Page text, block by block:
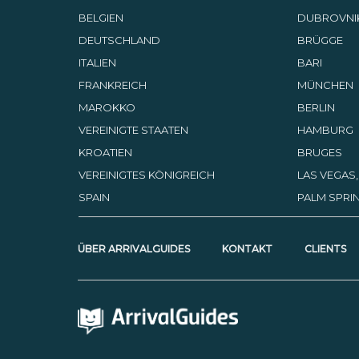
gut gehen. Vielleicht zieht es
einer Tanzband in Västerhagen
entscheiden sich für ein
Gospelkonzert in Gullbranna?
Im Juli, wenn die Sonne noch
hoch am Himmel steht, ist die
Solgården in Tylösand ist der
BELGIEN
DEUTSCHLAND
ITALIEN
FRANKREICH
MAROKKO
VEREINIGTE STAATEN
KROATIEN
VEREINIGTES KÖNIGREICH
SPAIN
BRÜGGE
BARI
MÜNCHEN
BERLIN
HAMBURG
BRUGES
LAS
PALM
ÜBER ARRIVALGUIDES KONTAKT CLIENTS